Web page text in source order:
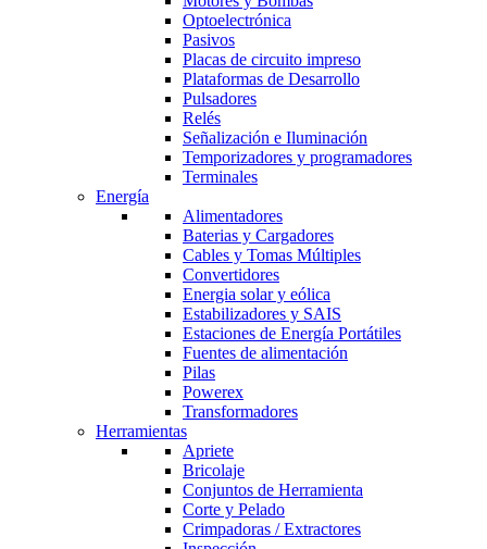
Optoelectrónica
Pasivos
Placas de circuito impreso
Plataformas de Desarrollo
Pulsadores
Relés
Señalización e Iluminación
Temporizadores y programadores
Terminales
Energía
Alimentadores
Baterias y Cargadores
Cables y Tomas Múltiples
Convertidores
Energia solar y eólica
Estabilizadores y SAIS
Estaciones de Energía Portátiles
Fuentes de alimentación
Pilas
Powerex
Transformadores
Herramientas
Apriete
Bricolaje
Conjuntos de Herramienta
Corte y Pelado
Crimpadoras / Extractores